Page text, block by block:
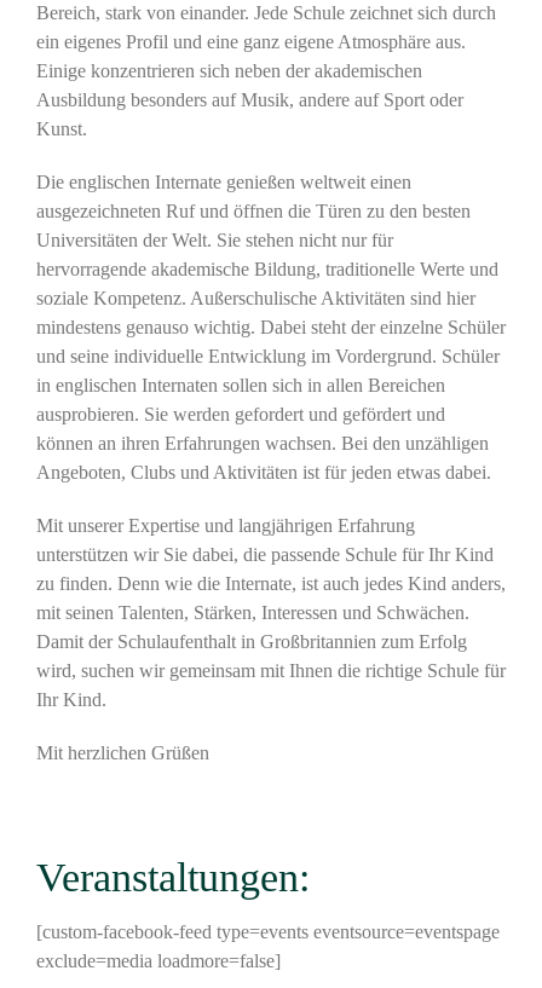
Bereich, stark von einander. Jede Schule zeichnet sich durch
ein eigenes Profil und eine ganz eigene Atmosphäre aus.
Einige konzentrieren sich neben der akademischen
Ausbildung besonders auf Musik, andere auf Sport oder
Kunst.
Die englischen Internate genießen weltweit einen
ausgezeichneten Ruf und öffnen die Türen zu den besten
Universitäten der Welt. Sie stehen nicht nur für
hervorragende akademische Bildung, traditionelle Werte und
soziale Kompetenz. Außerschulische Aktivitäten sind hier
mindestens genauso wichtig. Dabei steht der einzelne Schüler
und seine individuelle Entwicklung im Vordergrund. Schüler
in englischen Internaten sollen sich in allen Bereichen
ausprobieren. Sie werden gefordert und gefördert und
können an ihren Erfahrungen wachsen. Bei den unzähligen
Angeboten, Clubs und Aktivitäten ist für jeden etwas dabei.
Mit unserer Expertise und langjährigen Erfahrung
unterstützen wir Sie dabei, die passende Schule für Ihr Kind
zu finden. Denn wie die Internate, ist auch jedes Kind anders,
mit seinen Talenten, Stärken, Interessen und Schwächen.
Damit der Schulaufenthalt in Großbritannien zum Erfolg
wird, suchen wir gemeinsam mit Ihnen die richtige Schule für
Ihr Kind.
Mit herzlichen Grüßen
Veranstaltungen:
[custom-facebook-feed type=events eventsource=eventspage
exclude=media loadmore=false]